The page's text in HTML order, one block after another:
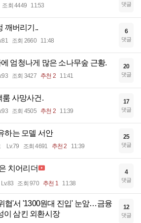
조회 4449 11:53 댓글
깨버리기..
조회 2660 11:48
6
댓글
엄청나게 많은 소나무숲 근황.
조회 3427 추천 2 11:41
20
댓글
룸 사망사건.
조회 4505 추천 2 11:39
17
댓글
하는 모델 서안
Lv.79 조회 4691 추천 2 11:39
25
댓글
치어리더
Lv.83 조회 970 추천 1 11:38
4
댓글
협'서 '1300원대 진입' 눈앞…금융
이 삼킨 외환시장
12
댓글